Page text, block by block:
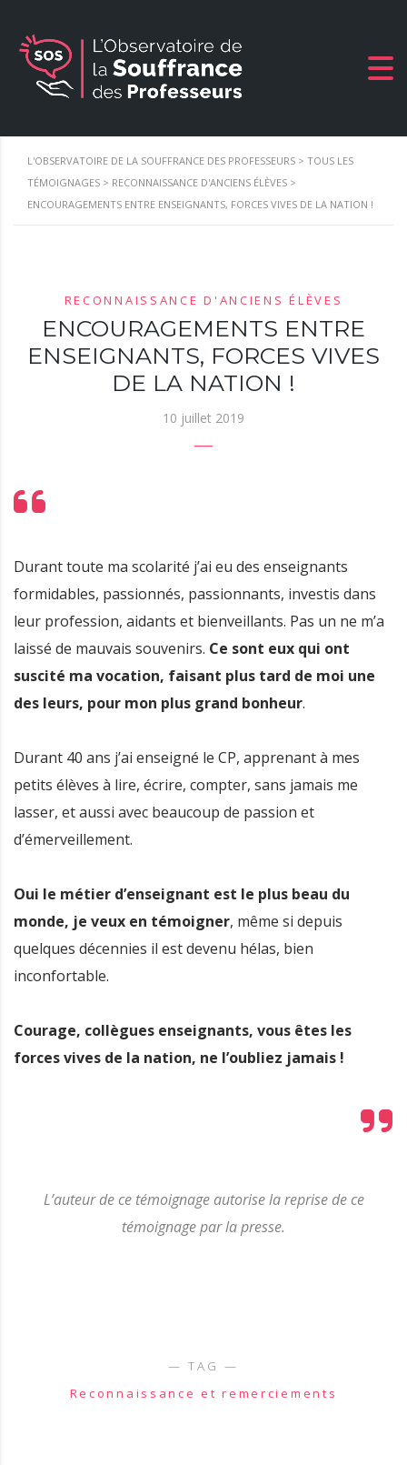
L'OBSERVATOIRE DE LA SOUFFRANCE DES PROFESSEURS > TOUS LES
TÉMOIGNAGES > RECONNAISSANCE D'ANCIENS ÉLÈVES >
ENCOURAGEMENTS ENTRE ENSEIGNANTS, FORCES VIVES DE LA NATION !
RECONNAISSANCE D'ANCIENS ÉLÈVES
ENCOURAGEMENTS ENTRE
ENSEIGNANTS, FORCES VIVES
DE LA NATION !
10 juillet 2019
Durant toute ma scolarité j’ai eu des enseignants
formidables, passionnés, passionnants, investis dans
leur profession, aidants et bienveillants. Pas un ne m’a
laissé de mauvais souvenirs. Ce sont eux qui ont
suscité ma vocation, faisant plus tard de moi une
des leurs, pour mon plus grand bonheur.
Durant 40 ans j’ai enseigné le CP, apprenant à mes
petits élèves à lire, écrire, compter, sans jamais me
lasser, et aussi avec beaucoup de passion et
d’émerveillement.
Oui le métier d’enseignant est le plus beau du
monde, je veux en témoigner, même si depuis
quelques décennies il est devenu hélas, bien
inconfortable.
Courage, collègues enseignants, vous êtes les
forces vives de la nation, ne l’oubliez jamais !
L’auteur de ce témoignage autorise la reprise de ce
témoignage par la presse.
Reconnaissance et remerciements